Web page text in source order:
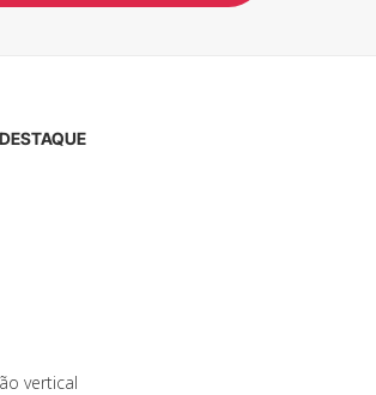
vertical